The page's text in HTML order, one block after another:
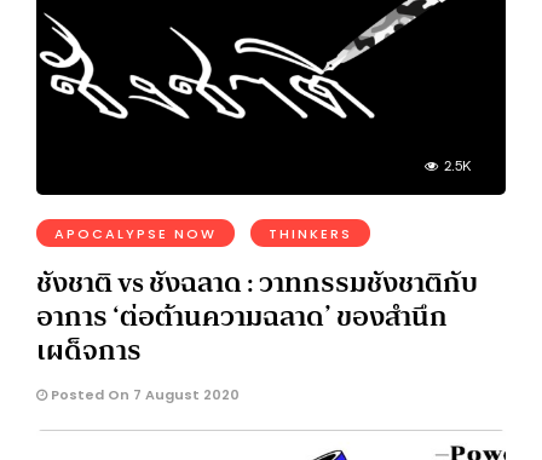
2.5K
APOCALYPSE NOW THINKERS
ชังชาติ vs ชังฉลาด : วาทกรรมชังชาติกับ
อาการ ‘ต่อต้านความฉลาด’ ของสำนึก
เผด็จการ
Posted On 7 August 2020